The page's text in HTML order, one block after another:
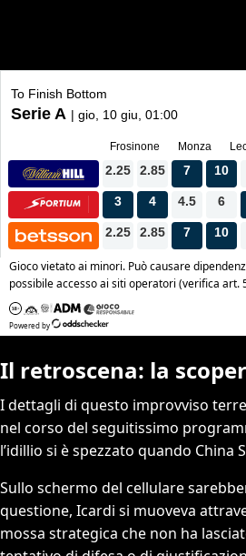
Il retroscena: la
I dettagli di questo improvviso
nel corso del seguitissimo
l’idillio si è spezzato quando China
Sullo schermo del cellulare
questione, Icardi si muoveva
mossa strategica che non ha